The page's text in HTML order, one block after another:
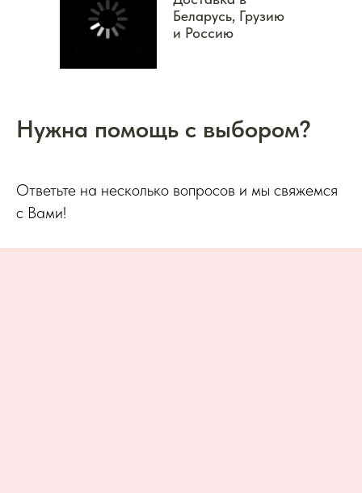
Беларусь, Грузию
и Россию
Нужна помощь с выбором?
Ответьте на несколько вопросов и мы свяжемся
с Вами!